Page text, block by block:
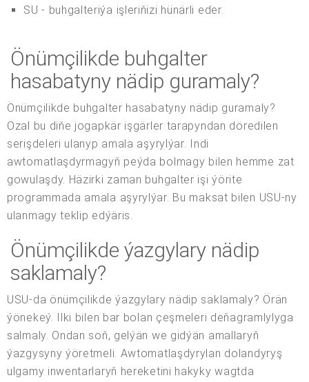
SU - buhgalteriýa işleriňizi hünärli eder.
Önümçilikde buhgalter
hasabatyny nädip guramaly?
Önümçilikde buhgalter hasabatyny nädip guramaly?
Ozal bu diňe jogapkär işgärler tarapyndan döredilen
serişdeleri ulanyp amala aşyrylýar. Indi
awtomatlaşdyrmagyň peýda bolmagy bilen hemme zat
gowulaşdy. Häzirki zaman buhgalter işi ýörite
programmada amala aşyrylýar. Bu maksat bilen USU-ny
ulanmagy teklip edýäris.
Önümçilikde ýazgylary nädip
saklamaly?
USU-da önümçilikde ýazgylary nädip saklamaly? Örän
ýönekeý. Ilki bilen bar bolan çeşmeleri deňagramlylyga
salmaly. Ondan soň, gelýän we gidýän amallaryň
ýazgysyny ýöretmeli. Awtomatlaşdyrylan dolandyryş
ulgamy inwentarlaryň hereketini hakyky wagtda